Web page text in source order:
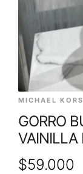
MICHAEL KORS
GORRO
VAINILLA
$59.000